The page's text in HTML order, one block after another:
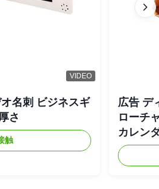
VIDEO
名刺 ビジネスギ
さ
触
広告 デ
ローチ
カレン